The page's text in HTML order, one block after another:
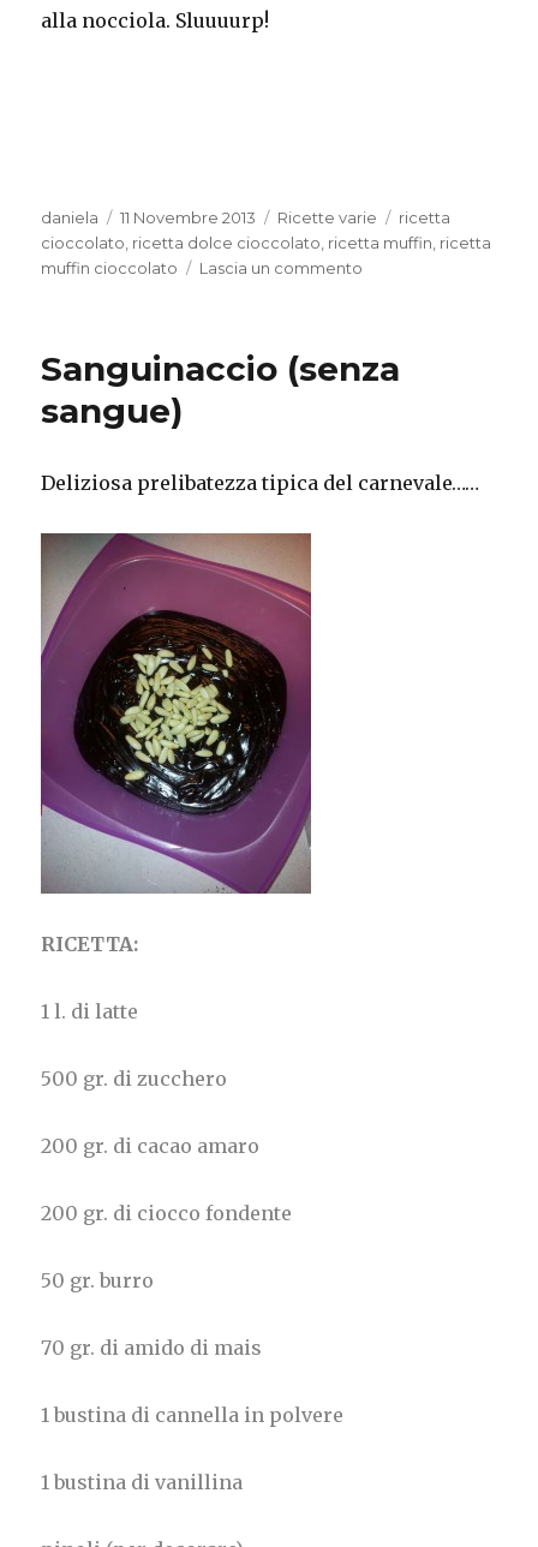
alla nocciola. Sluuuurp!
Autore
daniela
Pubblicato
il
11 Novembre 2013 Categorie
Ricette varie Tag
ricetta
cioccolato ricetta dolce cioccolato ricetta muffin ricetta
muffin cioccolato
Lascia un commento
Sanguinaccio (senza
sangue)
Deliziosa prelibatezza tipica del carnevale……
RICETTA:
1 l. di latte
500 gr. di zucchero
200 gr. di cacao amaro
200 gr. di ciocco fondente
50 gr. burro
70 gr. di amido di mais
1 bustina di cannella in polvere
1 bustina di vanillina